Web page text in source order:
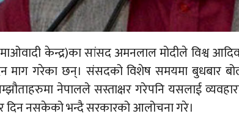
केन्द्र)का सांसद अमनलाल मोदीले विश्व
माग गरेका छन्। संसदको विशेष समयमा बुधबार
नेपालले सस्ताक्षर गरेपनि यसलाई
दिन नसकेको भन्दै सरकारको आलोचना गरे।